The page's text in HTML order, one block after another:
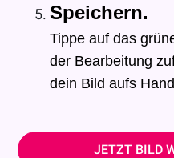
Speichern.
Tippe auf das
der Bearbeitung
dein Bild aufs
JETZT BILD